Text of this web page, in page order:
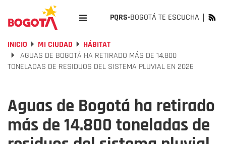
PQRS-BOGOTÁ TE ESCUCHA
INICIO MI CIUDAD
HÁBITAT
AGUAS DE BOGOTÁ HA RETIRADO MÁS DE 14.800
TONELADAS DE RESIDUOS DEL SISTEMA PLUVIAL EN 2026
Aguas de Bogotá ha retirado
más de 14.800 toneladas de